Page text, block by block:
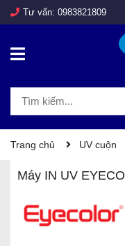
Tư vấn: 0983821809
Trang chủ UV cuộn
Máy IN UV